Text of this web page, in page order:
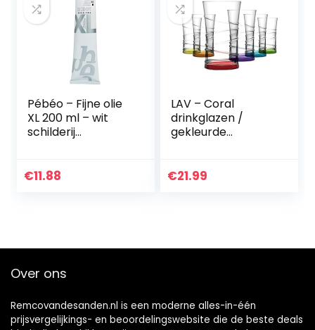
Pébéo – Fijne olie
XL 200 ml – wit
schilderij
€11.88
LAV – Coral
drinkglazen /
gekleurde
350 ml
€21.99
Over ons
Remcovandesanden.nl is een moderne alles-in-één
prijsvergelijkings- en beoordelingswebsite die de beste deals